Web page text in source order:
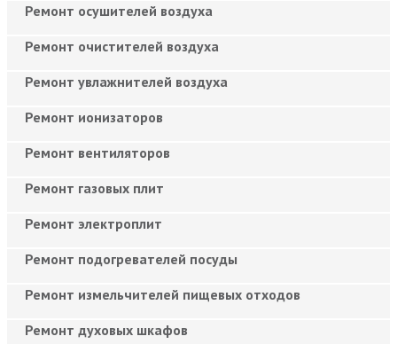
Ремонт осушителей воздуха
Ремонт очистителей воздуха
Ремонт увлажнителей воздуха
Ремонт ионизаторов
Ремонт вентиляторов
Ремонт газовых плит
Ремонт электроплит
Ремонт подогревателей посуды
Ремонт измельчителей пищевых отходов
Ремонт духовых шкафов